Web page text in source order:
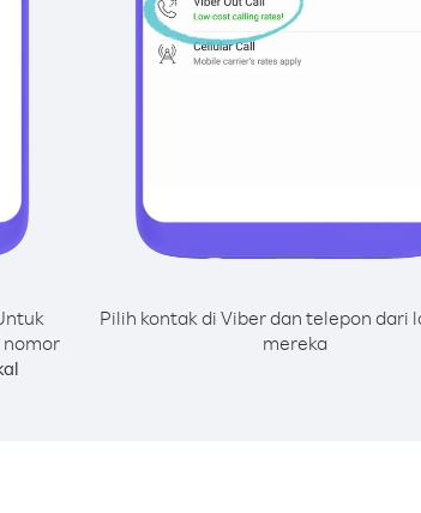
nomor
Pilih kontak di Viber dan telepon dari
mereka